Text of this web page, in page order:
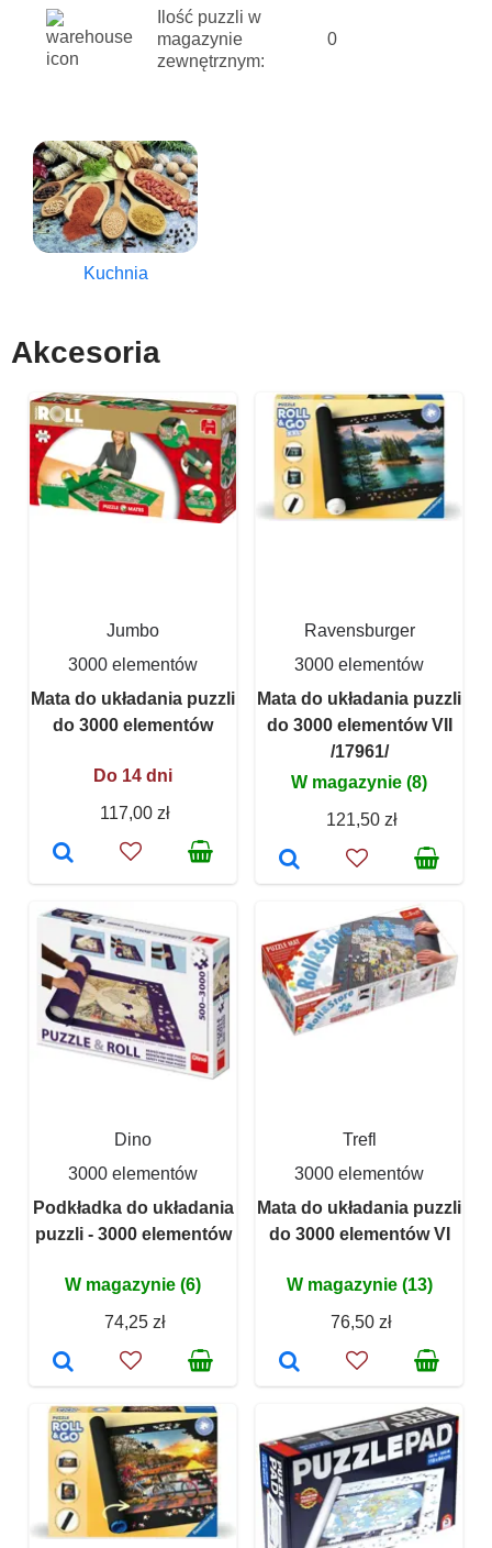
Ilość puzzli w
magazynie
zewnętrznym:
0
Kuchnia
Akcesoria
Jumbo
3000 elementów
Mata do układania puzzli
do 3000 elementów
Do 14 dni
117,00 zł
Ravensburger
3000 elementów
Mata do układania puzzli
do 3000 elementów VII
/17961/
W magazynie (8)
121,50 zł
Dino
3000 elementów
Podkładka do układania
puzzli - 3000 elementów
W magazynie (6)
74,25 zł
Trefl
3000 elementów
Mata do układania puzzli
do 3000 elementów VI
W magazynie (13)
76,50 zł